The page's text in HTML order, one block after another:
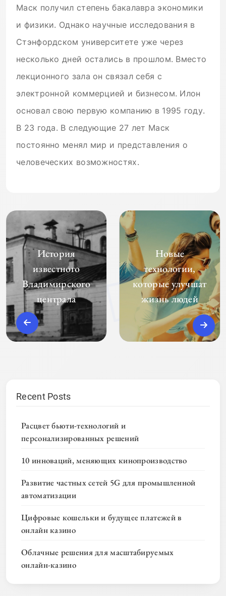
Маск получил степень бакалавра экономики
и физики. Однако научные исследования в
Стэнфордском университете уже через
несколько дней остались в прошлом. Вместо
лекционного зала он связал себя с
электронной коммерцией и бизнесом. Илон
основал свою первую компанию в 1995 году.
В 23 года. В следующие 27 лет Маск
постоянно менял мир и представления о
человеческих возможностях.
История
известного
Владимирского
централа
Новые
технологии,
которые улучшат
жизнь людей
Recent Posts
Расцвет бьюти-технологий и
персонализированных решений
10 инноваций, меняющих кинопроизводство
Развитие частных сетей 5G для промышленной
автоматизации
Цифровые кошельки и будущее платежей в
онлайн казино
Облачные решения для масштабируемых
онлайн-казино